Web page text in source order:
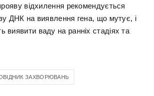
відхилення рекомендується
ДНК на виявлення гена, що мутує, і
виявити ваду на ранніх стадіях та
ЗАХВОРЮВАНЬ